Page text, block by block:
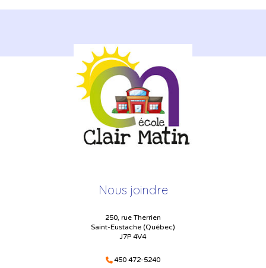
Nous joindre
250, rue Therrien
Saint-Eustache (Québec)
J7P 4V4
450 472-5240